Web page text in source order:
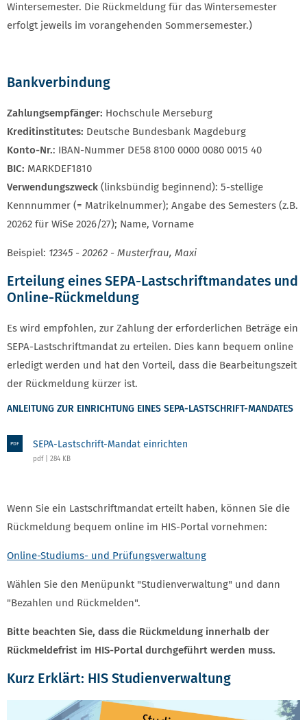
Wintersemester. Die Rückmeldung für das Wintersemester
erfolgt jeweils im vorangehenden Sommersemester.)
Bankverbindung
Zahlungsempfänger: Hochschule Merseburg
Kreditinstitutes: Deutsche Bundesbank Magdeburg
Konto-Nr.: IBAN-Nummer DE58 8100 0000 0080 0015 40
BIC: MARKDEF1810
Verwendungszweck (linksbündig beginnend): 5-stellige
Kennnummer (= Matrikelnummer); Angabe des Semesters (z.B.
20262 für WiSe 2026/27); Name, Vorname
Beispiel: 12345 - 20262 - Musterfrau, Maxi
Erteilung eines SEPA-Lastschriftmandates und
Online-Rückmeldung
Es wird empfohlen, zur Zahlung der erforderlichen Beträge ein
SEPA-Lastschriftmandat zu erteilen. Dies kann bequem online
erledigt werden und hat den Vorteil, dass die Bearbeitungszeit
der Rückmeldung kürzer ist.
ANLEITUNG ZUR EINRICHTUNG EINES SEPA-LASTSCHRIFT-MANDATES
PDF SEPA-Lastschrift-Mandat einrichten
pdf | 284 KB
Wenn Sie ein Lastschriftmandat erteilt haben, können Sie die
Rückmeldung bequem online im HIS-Portal vornehmen:
Online-Studiums- und Prüfungsverwaltung
Wählen Sie den Menüpunkt "Studienverwaltung" und dann
"Bezahlen und Rückmelden".
Bitte beachten Sie, dass die Rückmeldung innerhalb der
Rückmeldefrist im HIS-Portal durchgeführt werden muss.
Kurz Erklärt: HIS Studienverwaltung